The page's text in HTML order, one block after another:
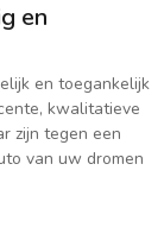
en
en toegankelijk
kwalitatieve
zijn tegen een
van uw dromen